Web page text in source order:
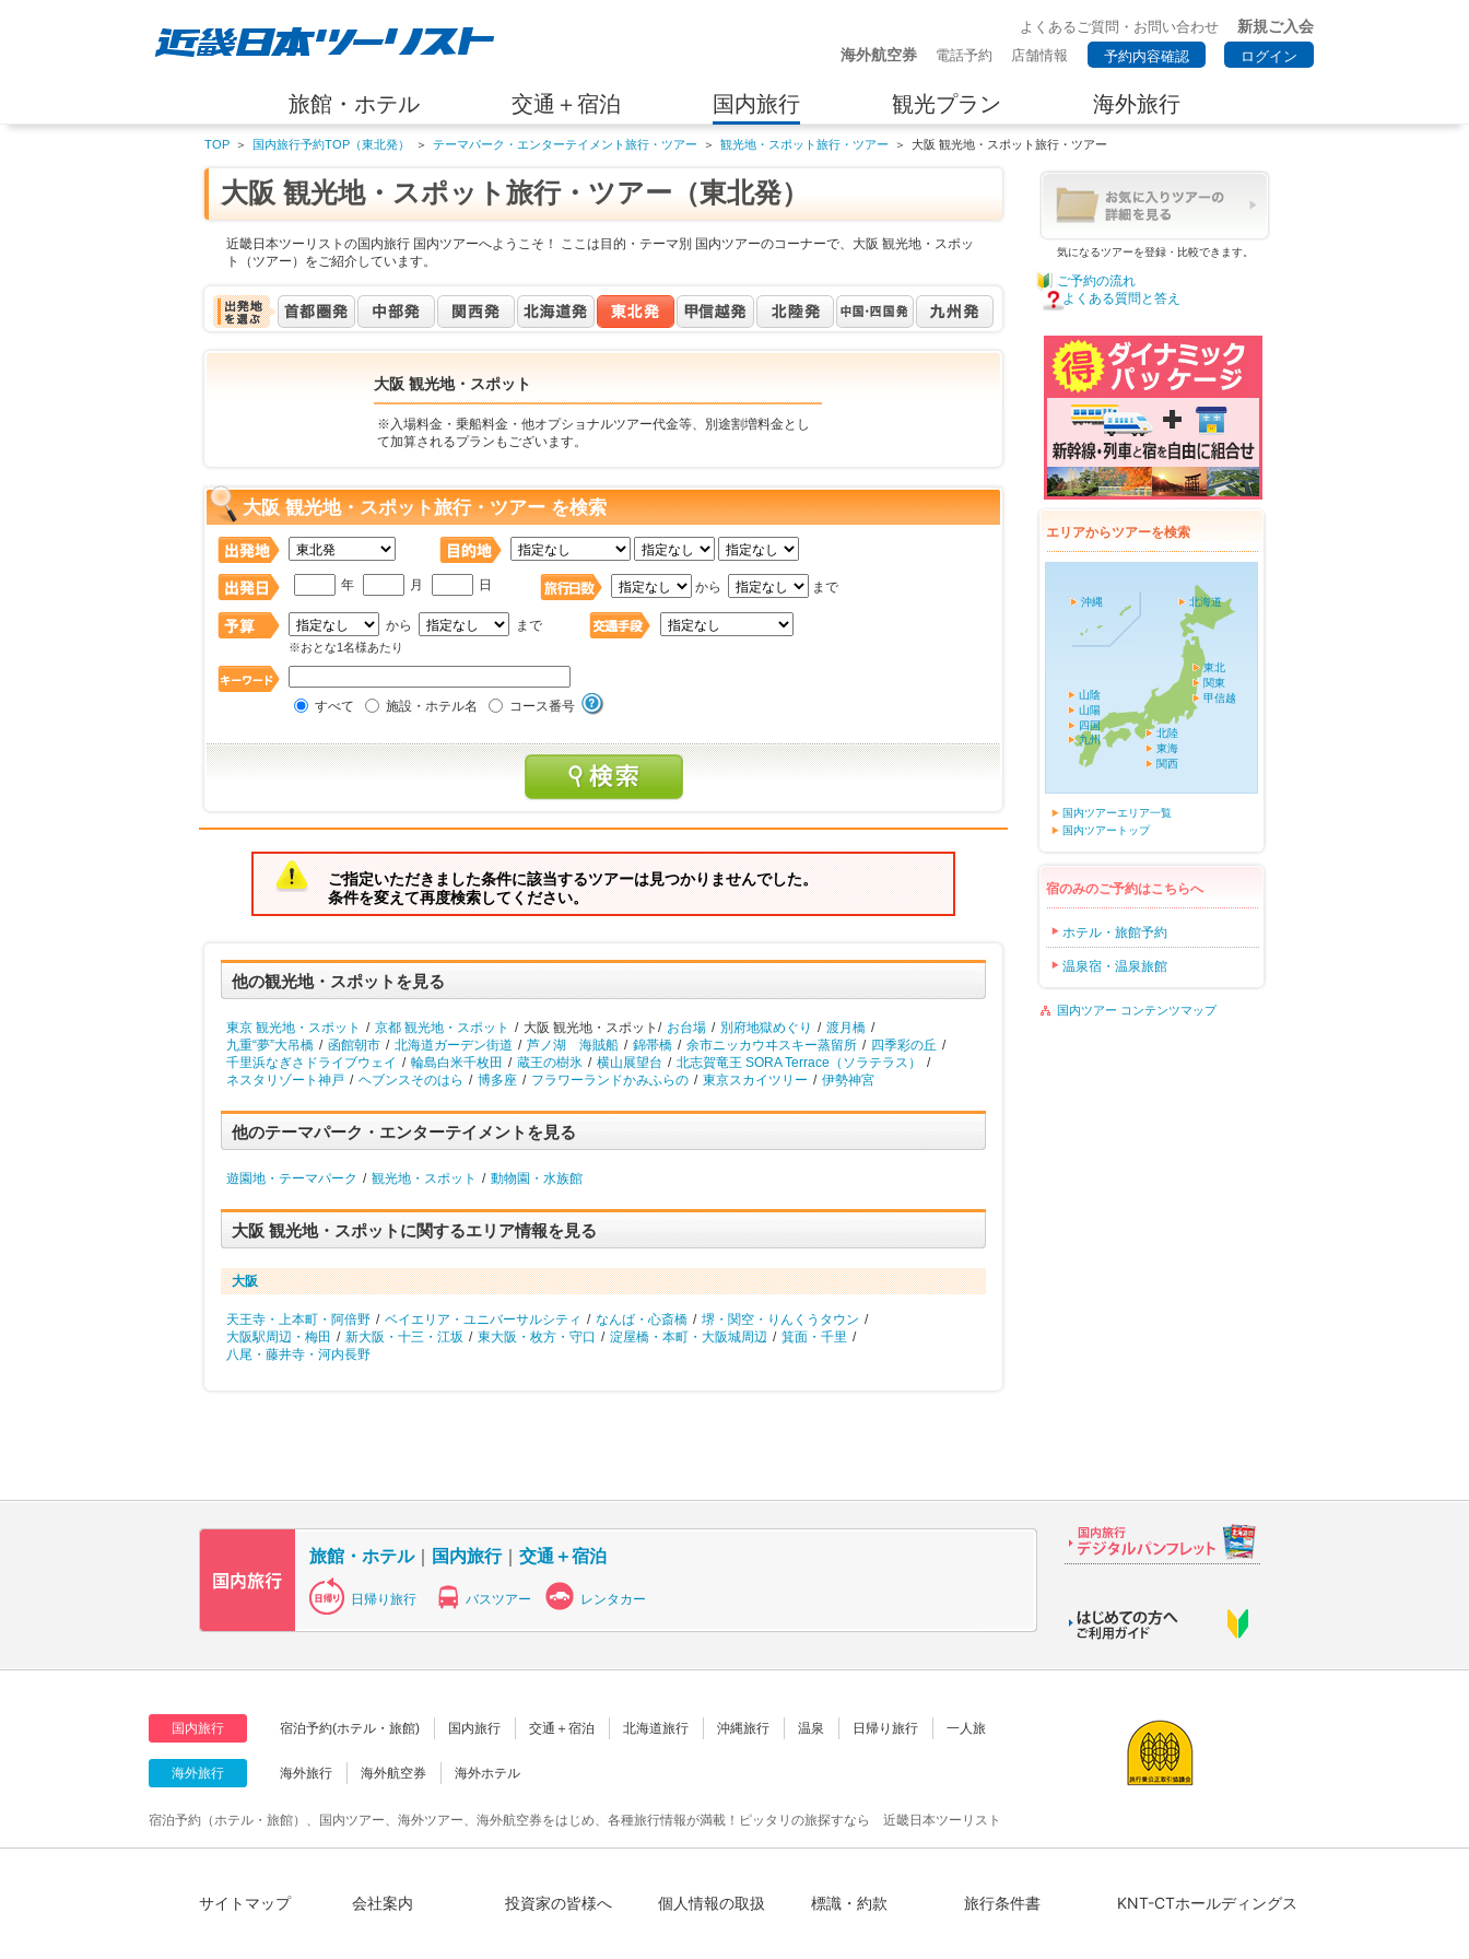
よくあるご質問・お問い合わせ
新規ご入会
海外航空券
電話予約 店舗情報 予約内容確認 ログイン
旅館・ホテル 交通＋宿泊 国内旅行 観光プラン 海外旅行
TOP ＞ 国内旅行予約TOP（東北発） ＞ テーマパーク・エンターテイメント旅行・ツアー ＞ 観光地・スポット旅行・ツアー ＞ 大阪 観光地・スポット旅行・ツアー
大阪 観光地・スポット旅行・ツアー（東北発）
近畿日本ツーリストの国内旅行 国内ツアーへようこそ！ ここは目的・テーマ別 国内ツアーのコーナーで、大阪 観光地・スポッ
ト（ツアー）をご紹介しています。
大阪 観光地・スポット
※入場料金・乗船料金・他オプショナルツアー代金等、別途割増料金とし
て加算されるプランもございます。
大阪 観光地・スポット旅行・ツアー を検索
年 月 日 から まで
から まで
※おとな1名様あたり
すべて 施設・ホテル名 コース番号
ご指定いただきました条件に該当するツアーは見つかりませんでした。
条件を変えて再度検索してください。
他の観光地・スポットを見る
東京 観光地・スポット / 京都 観光地・スポット / 大阪 観光地・スポット/ お台場 / 別府地獄めぐり / 渡月橋 /
九重“夢”大吊橋 / 函館朝市 / 北海道ガーデン街道 / 芦ノ湖 海賊船 / 錦帯橋 / 余市ニッカウヰスキー蒸留所 / 四季彩の丘 /
千里浜なぎさドライブウェイ / 輪島白米千枚田 / 蔵王の樹氷 / 横山展望台 / 北志賀竜王 SORA Terrace（ソラテラス）
/
ネスタリゾート神戸 / ヘブンスそのはら / 博多座 / フラワーランドかみふらの / 東京スカイツリー / 伊勢神宮
他のテーマパーク・エンターテイメントを見る
遊園地・テーマパーク / 観光地・スポット / 動物園・水族館
大阪 観光地・スポットに関するエリア情報を見る
大阪
天王寺・上本町・阿倍野 / ベイエリア・ユニバーサルシティ / なんば・心斎橋 / 堺・関空・りんくうタウン /
大阪駅周辺・梅田 / 新大阪・十三・江坂 / 東大阪・枚方・守口 / 淀屋橋・本町・大阪城周辺 / 箕面・千里 /
八尾・藤井寺・河内長野
気になるツアーを登録・比較できます。
ご予約の流れ
よくある質問と答え
エリアからツアーを検索
北海道
東北
関東
甲信越
北陸
東海
関西
山陰
山陽
四国
九州
沖縄
国内ツアーエリア一覧
国内ツアートップ
宿のみのご予約はこちらへ
ホテル・旅館予約
温泉宿・温泉旅館
国内ツアー コンテンツマップ
旅館・ホテル｜ 国内旅行｜ 交通＋宿泊
日帰り旅行 バスツアー レンタカー
国内旅行 宿泊予約(ホテル・旅館) 国内旅行 交通＋宿泊 北海道旅行 沖縄旅行 温泉 日帰り旅行 一人旅
海外旅行 海外旅行 海外航空券 海外ホテル
宿泊予約（ホテル・旅館）、国内ツアー、海外ツアー、海外航空券をはじめ、各種旅行情報が満載！ピッタリの旅探すなら 近畿日本ツーリスト
サイトマップ 会社案内 投資家の皆様へ 個人情報の取扱 標識・約款 旅行条件書 KNT-CTホールディングス